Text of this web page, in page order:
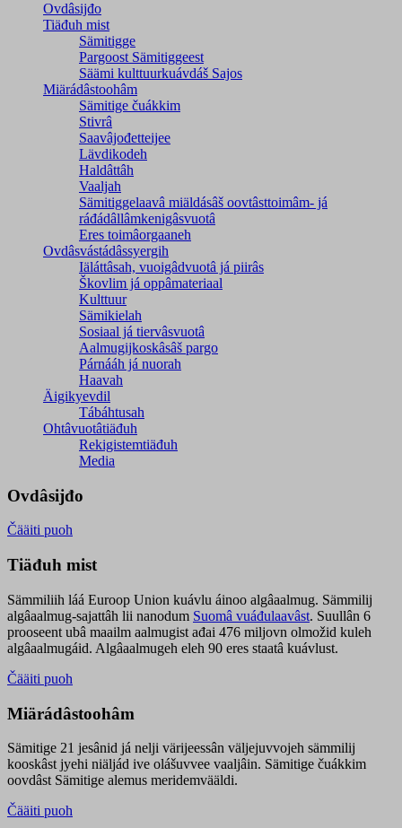
Ovdâsijđo
Tiäđuh mist
Sämitigge
Pargoost Sämitiggeest
Säämi kulttuurkuávdáš Sajos
Miärádâstoohâm
Sämitige čuákkim
Stivrâ
Saavâjođetteijee
Lävdikodeh
Haldâttâh
Vaaljah
Sämitiggelaavâ miäldásâš oovtâsttoimâm- já
ráđádâllâmkenigâsvuotâ
Eres toimâorgaaneh
Ovdâsvástádâssyergih
Iäláttâsah, vuoigâdvuotâ já piirâs
Škovlim já oppâmateriaal
Kulttuur
Sämikielah
Sosiaal já tiervâsvuotâ
Aalmugijkoskâsâš pargo
Párnááh já nuorah
Haavah
Äigikyevdil
Tábáhtusah
Ohtâvuotâtiäđuh
Rekigistemtiäđuh
Media
Ovdâsijđo
Čääiti puoh
Tiäđuh mist
Sämmiliih láá Euroop Union kuávlu áinoo algâaalmug. Sämmilij
algâaalmug-sajattâh lii nanodum Suomâ vuáđulaavâst. Suullân 6
prooseent ubâ maailm aalmugist ađai 476 miljovn olmožid kuleh
algâaalmugáid. Algâaalmugeh eleh 90 eres staatâ kuávlust.
Čääiti puoh
Miärádâstoohâm
Sämitige 21 jesânid já nelji värijeessân väljejuvvojeh sämmilij
kooskâst jyehi niäljád ive olášuvvee vaaljâin. Sämitige čuákkim
oovdâst Sämitige alemus meridemvääldi.
Čääiti puoh